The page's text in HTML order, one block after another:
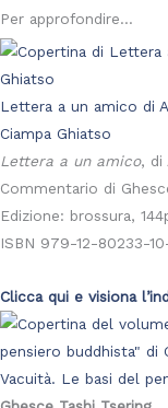
Per approfondire...
Lettera a un amico di
Ciampa Ghiatso
Lettera a un amico, di
Commentario di
Edizione: brossura,
ISBN 979-12-80233-
Clicca qui e visiona
Vacuità. Le basi del